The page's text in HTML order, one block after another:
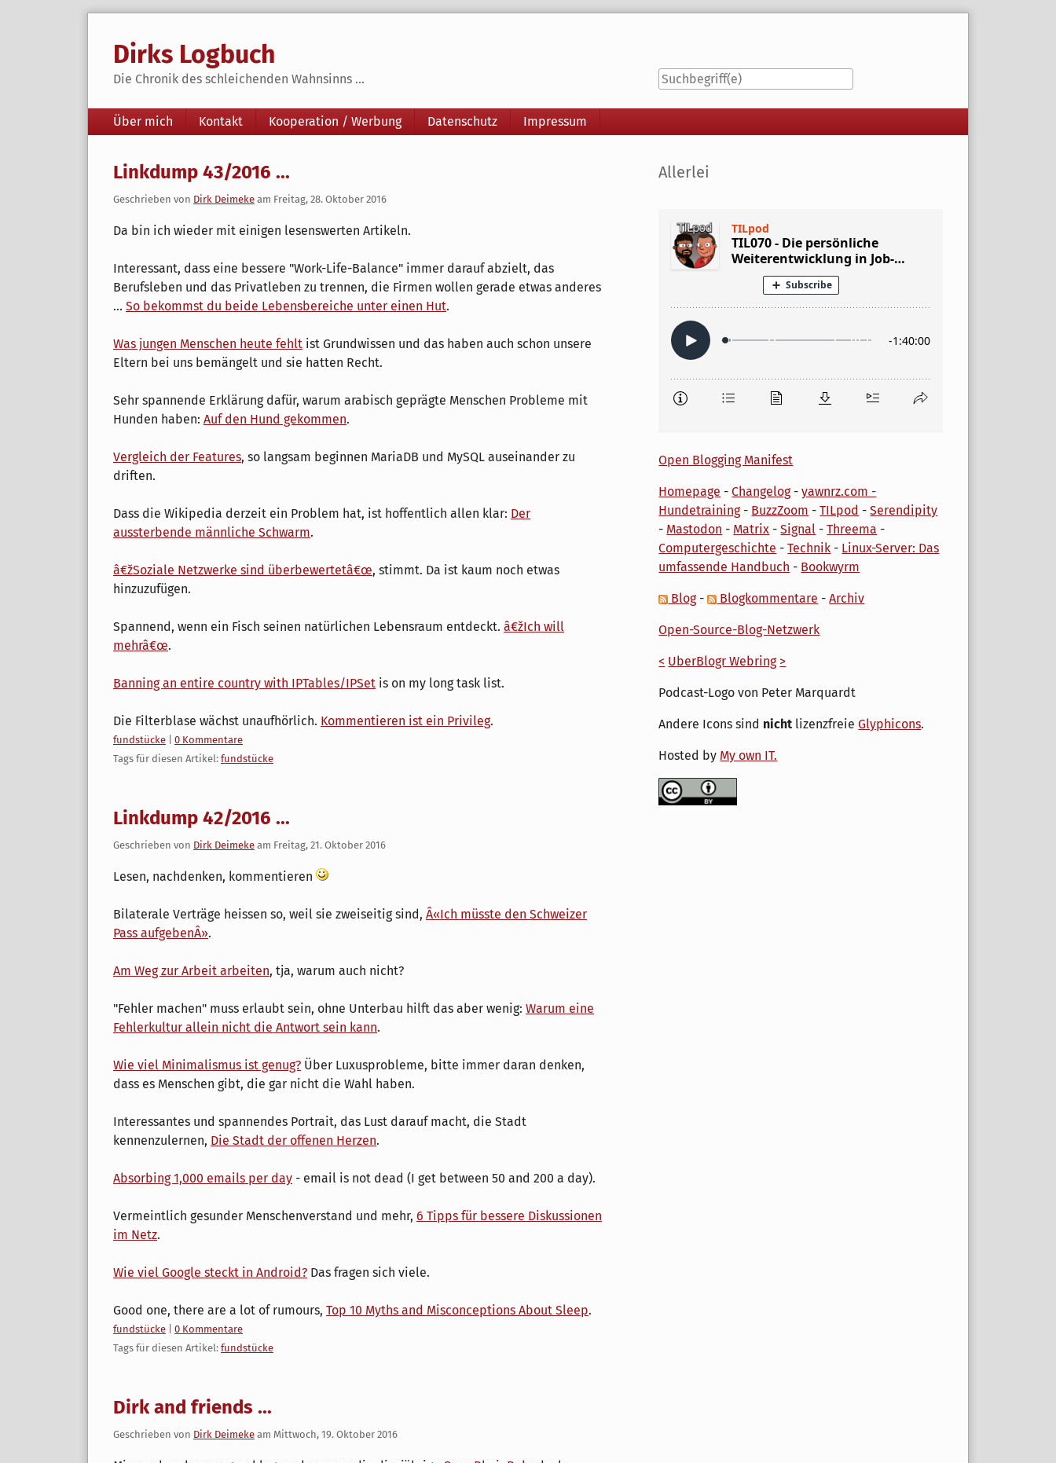
Dirks Logbuch
Die Chronik des schleichenden Wahnsinns ...
Navigation
Über mich Kontakt Kooperation / Werbung Datenschutz Impressum
Linkdump 43/2016 ...
Geschrieben von Dirk Deimeke am Freitag, 28. Oktober 2016
Da bin ich wieder mit einigen lesenswerten Artikeln.
Interessant, dass eine bessere "Work-Life-Balance" immer darauf abzielt, das
Berufsleben und das Privatleben zu trennen, die Firmen wollen gerade etwas anderes
... So bekommst du beide Lebensbereiche unter einen Hut.
Was jungen Menschen heute fehlt ist Grundwissen und das haben auch schon unsere
Eltern bei uns bemängelt und sie hatten Recht.
Sehr spannende Erklärung dafür, warum arabisch geprägte Menschen Probleme mit
Hunden haben: Auf den Hund gekommen.
Vergleich der Features, so langsam beginnen MariaDB und MySQL auseinander zu
driften.
Dass die Wikipedia derzeit ein Problem hat, ist hoffentlich allen klar: Der
aussterbende männliche Schwarm.
â€žSoziale Netzwerke sind überbewertetâ€œ, stimmt. Da ist kaum noch etwas
hinzuzufügen.
Spannend, wenn ein Fisch seinen natürlichen Lebensraum entdeckt. â€žIch will
mehrâ€œ.
Banning an entire country with IPTables/IPSet is on my long task list.
Die Filterblase wächst unaufhörlich. Kommentieren ist ein Privileg.
Kategorien:
fundstücke
0 Kommentare
Tags für diesen Artikel: fundstücke
Linkdump 42/2016 ...
Geschrieben von Dirk Deimeke am Freitag, 21. Oktober 2016
Lesen, nachdenken, kommentieren
Bilaterale Verträge heissen so, weil sie zweiseitig sind, Â«Ich müsste den Schweizer
Pass aufgebenÂ».
Am Weg zur Arbeit arbeiten, tja, warum auch nicht?
"Fehler machen" muss erlaubt sein, ohne Unterbau hilft das aber wenig: Warum eine
Fehlerkultur allein nicht die Antwort sein kann.
Wie viel Minimalismus ist genug? Über Luxusprobleme, bitte immer daran denken,
dass es Menschen gibt, die gar nicht die Wahl haben.
Interessantes und spannendes Portrait, das Lust darauf macht, die Stadt
kennenzulernen, Die Stadt der offenen Herzen.
Absorbing 1,000 emails per day - email is not dead (I get between 50 and 200 a day).
Vermeintlich gesunder Menschenverstand und mehr, 6 Tipps für bessere Diskussionen
im Netz.
Wie viel Google steckt in Android? Das fragen sich viele.
Good one, there are a lot of rumours, Top 10 Myths and Misconceptions About Sleep.
Kategorien:
fundstücke
0 Kommentare
Tags für diesen Artikel: fundstücke
Dirk and friends ...
Geschrieben von Dirk Deimeke am Mittwoch, 19. Oktober 2016
Seitenleiste
Allerlei
Open Blogging Manifest
Homepage -Changelog-yawnrz.com -
Hundetraining- BuzzZoom -TILpod -Serendipity
- Mastodon - Matrix -Signal -Threema -
Computergeschichte -Technik - Linux-Server: Das
umfassende Handbuch - Bookwyrm
Blog- Blogkommentare -Archiv
Open-Source-Blog-Netzwerk
< UberBlogr Webring >
Podcast-Logo von Peter Marquardt
Andere Icons sind nicht lizenzfreieGlyphicons.
Hosted by My own IT.